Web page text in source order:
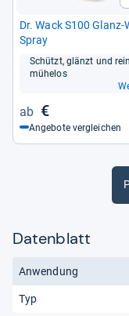
Dr. Wack S100 Glanz-​
Spray
Schützt, glänzt und
mühe­los
€
Angebote vergleichen
Datenblatt
Anwendung
Typ